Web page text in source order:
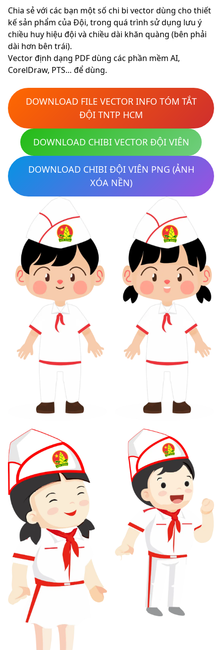
Chia sẻ với các bạn một số chi bi vector dùng cho thiết
kế sản phẩm của Đội, trong quá trình sử dụng lưu ý
chiều huy hiệu đội và chiều dài khăn quàng (bên phải
dài hơn bên trái).
Vector định dạng PDF dùng các phần mềm AI,
CorelDraw, PTS… để dùng.
DOWNLOAD FILE VECTOR INFO TÓM TẮT
ĐỘI TNTP HCM
DOWNLOAD CHIBI VECTOR ĐỘI VIÊN
DOWNLOAD CHIBI ĐỘI VIÊN PNG (ẢNH
XÓA NỀN)